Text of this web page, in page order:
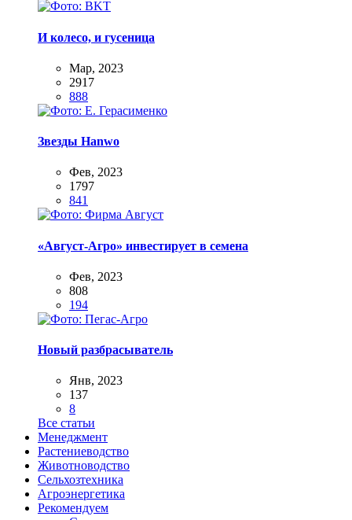
И колесо, и гусеница
Мар, 2023
2917
888
Звезды Hanwo
Фев, 2023
1797
841
«Август-Агро» инвестирует в семена
Фев, 2023
808
194
Новый разбрасыватель
Янв, 2023
137
8
Все статьи
Менеджмент
Растениеводство
Животноводство
Сельхозтехника
Агроэнергетика
Рекомендуем